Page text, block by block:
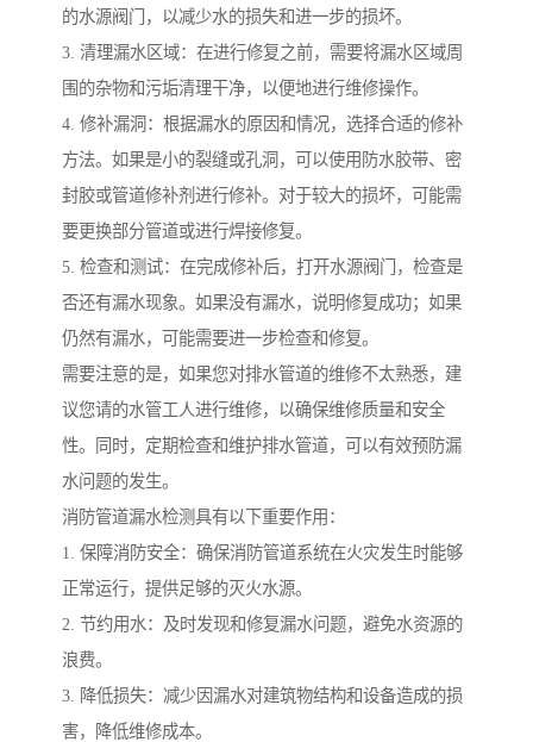
的水源阀门，以减少水的损失和进一步的损坏。
3. 清理漏水区域：在进行修复之前，需要将漏水区域周
围的杂物和污垢清理干净，以便地进行维修操作。
4. 修补漏洞：根据漏水的原因和情况，选择合适的修补
方法。如果是小的裂缝或孔洞，可以使用防水胶带、密
封胶或管道修补剂进行修补。对于较大的损坏，可能需
要更换部分管道或进行焊接修复。
5. 检查和测试：在完成修补后，打开水源阀门，检查是
否还有漏水现象。如果没有漏水，说明修复成功；如果
仍然有漏水，可能需要进一步检查和修复。
需要注意的是，如果您对排水管道的维修不太熟悉，建
议您请的水管工人进行维修，以确保维修质量和安全
性。同时，定期检查和维护排水管道，可以有效预防漏
水问题的发生。
消防管道漏水检测具有以下重要作用：
1. 保障消防安全：确保消防管道系统在火灾发生时能够
正常运行，提供足够的灭火水源。
2. 节约用水：及时发现和修复漏水问题，避免水资源的
浪费。
3. 降低损失：减少因漏水对建筑物结构和设备造成的损
害，降低维修成本。